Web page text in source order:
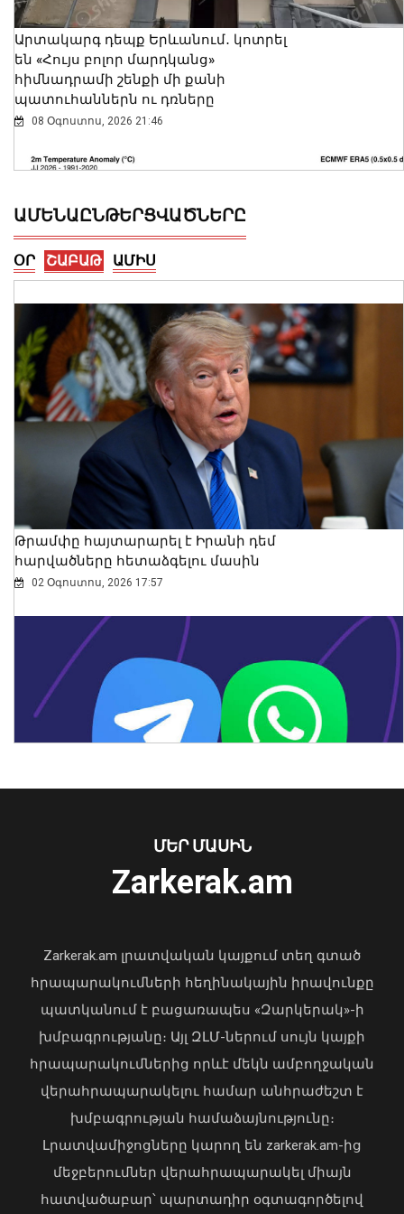
Արտակարգ դեպք Երևանում․ կոտրել
են «Հույս բոլոր մարդկանց»
հիմնադրամի շենքի մի քանի
պատուհաններն ու դռները
08 Օգոստոս, 2026 21:46
2026 թվականի հունիսն ու հուլիսը
Եվրոպայում դարձել են
դիտարկումների պատմության
ամենաշոգ ամիսները․ Լևոն Ազիզյան
08 Օգոստոս, 2026 21:24
ինքնադրսևորման նոր հարթակներ և
հնարավորություններ. վարչապետը
ներկա է գտնվել խաղերի փակման
ԱՄԵՆԱԸՆԹԵՐՑՎԱԾՆԵՐԸ
ՕՐ ՇԱԲԱԹ ԱՄԻՍ
Թրամփը հայտարարել է Իրանի դեմ
հարվածները հետաձգելու մասին
02 Օգոստոս, 2026 17:57
Առանց մարդու միջամտության
մեդիափորձագետ (տեսանյութ)
ՄԵՐ ՄԱՍԻՆ
Zarkerak.am
Zarkerak.am լրատվական կայքում տեղ գտած
հրապարակումների հեղինակային իրավունքը
պատկանում է բացառապես «Զարկերակ»-ի
խմբագրությանը։ Այլ ԶԼՄ-ներում սույն կայքի
հրապարակումներից որևէ մեկն ամբողջական
վերահրապարակելու համար անհրաժեշտ է
խմբագրության համաձայնությունը։
Լրատվամիջոցները կարող են zarkerak.am-ից
մեջբերումներ վերահրապարակել միայն
հատվածաբար՝ պարտադիր օգտագործելով